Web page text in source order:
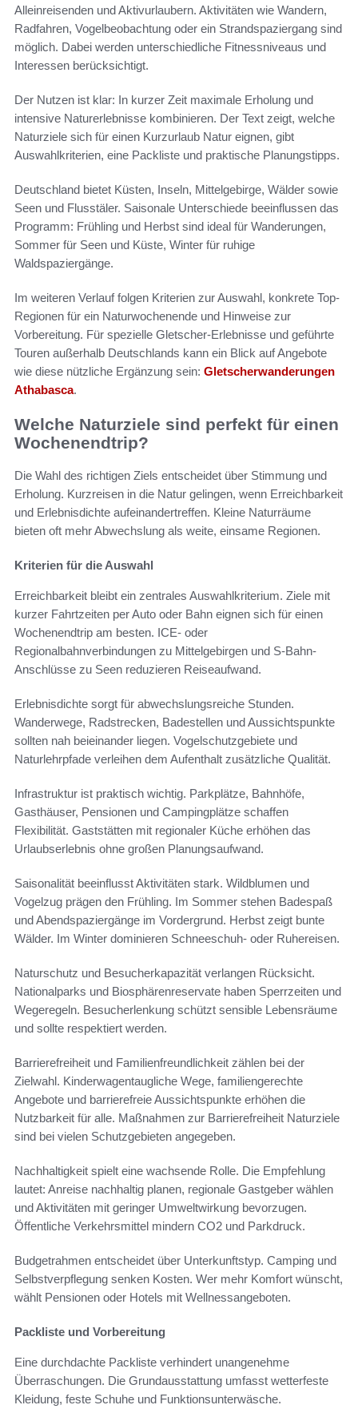
Alleinreisenden und Aktivurlaubern. Aktivitäten wie Wandern,
Radfahren, Vogelbeobachtung oder ein Strandspaziergang sind
möglich. Dabei werden unterschiedliche Fitnessniveaus und
Interessen berücksichtigt.
Der Nutzen ist klar: In kurzer Zeit maximale Erholung und
intensive Naturerlebnisse kombinieren. Der Text zeigt, welche
Naturziele sich für einen Kurzurlaub Natur eignen, gibt
Auswahlkriterien, eine Packliste und praktische Planungstipps.
Deutschland bietet Küsten, Inseln, Mittelgebirge, Wälder sowie
Seen und Flusstäler. Saisonale Unterschiede beeinflussen das
Programm: Frühling und Herbst sind ideal für Wanderungen,
Sommer für Seen und Küste, Winter für ruhige
Waldspaziergänge.
Im weiteren Verlauf folgen Kriterien zur Auswahl, konkrete Top-
Regionen für ein Naturwochenende und Hinweise zur
Vorbereitung. Für spezielle Gletscher-Erlebnisse und geführte
Touren außerhalb Deutschlands kann ein Blick auf Angebote
wie diese nützliche Ergänzung sein: Gletscherwanderungen
Athabasca.
Welche Naturziele sind perfekt für einen
Wochenendtrip?
Die Wahl des richtigen Ziels entscheidet über Stimmung und
Erholung. Kurzreisen in die Natur gelingen, wenn Erreichbarkeit
und Erlebnisdichte aufeinandertreffen. Kleine Naturräume
bieten oft mehr Abwechslung als weite, einsame Regionen.
Kriterien für die Auswahl
Erreichbarkeit bleibt ein zentrales Auswahlkriterium. Ziele mit
kurzer Fahrtzeiten per Auto oder Bahn eignen sich für einen
Wochenendtrip am besten. ICE- oder
Regionalbahnverbindungen zu Mittelgebirgen und S-Bahn-
Anschlüsse zu Seen reduzieren Reiseaufwand.
Erlebnisdichte sorgt für abwechslungsreiche Stunden.
Wanderwege, Radstrecken, Badestellen und Aussichtspunkte
sollten nah beieinander liegen. Vogelschutzgebiete und
Naturlehrpfade verleihen dem Aufenthalt zusätzliche Qualität.
Infrastruktur ist praktisch wichtig. Parkplätze, Bahnhöfe,
Gasthäuser, Pensionen und Campingplätze schaffen
Flexibilität. Gaststätten mit regionaler Küche erhöhen das
Urlaubserlebnis ohne großen Planungsaufwand.
Saisonalität beeinflusst Aktivitäten stark. Wildblumen und
Vogelzug prägen den Frühling. Im Sommer stehen Badespaß
und Abendspaziergänge im Vordergrund. Herbst zeigt bunte
Wälder. Im Winter dominieren Schneeschuh- oder Ruhereisen.
Naturschutz und Besucherkapazität verlangen Rücksicht.
Nationalparks und Biosphärenreservate haben Sperrzeiten und
Wegeregeln. Besucherlenkung schützt sensible Lebensräume
und sollte respektiert werden.
Barrierefreiheit und Familienfreundlichkeit zählen bei der
Zielwahl. Kinderwagentaugliche Wege, familiengerechte
Angebote und barrierefreie Aussichtspunkte erhöhen die
Nutzbarkeit für alle. Maßnahmen zur Barrierefreiheit Naturziele
sind bei vielen Schutzgebieten angegeben.
Nachhaltigkeit spielt eine wachsende Rolle. Die Empfehlung
lautet: Anreise nachhaltig planen, regionale Gastgeber wählen
und Aktivitäten mit geringer Umweltwirkung bevorzugen.
Öffentliche Verkehrsmittel mindern CO2 und Parkdruck.
Budgetrahmen entscheidet über Unterkunftstyp. Camping und
Selbstverpflegung senken Kosten. Wer mehr Komfort wünscht,
wählt Pensionen oder Hotels mit Wellnessangeboten.
Packliste und Vorbereitung
Eine durchdachte Packliste verhindert unangenehme
Überraschungen. Die Grundausstattung umfasst wetterfeste
Kleidung, feste Schuhe und Funktionsunterwäsche.